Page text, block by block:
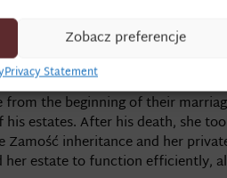
Zobacz preferencje
Privacy Statement
which required many
from the beginning of their
estates. After his death, she
inheritance and her
estate to function efficiently,